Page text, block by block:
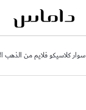
سوار كلاسيكو فلايم من الذهب الأصفر